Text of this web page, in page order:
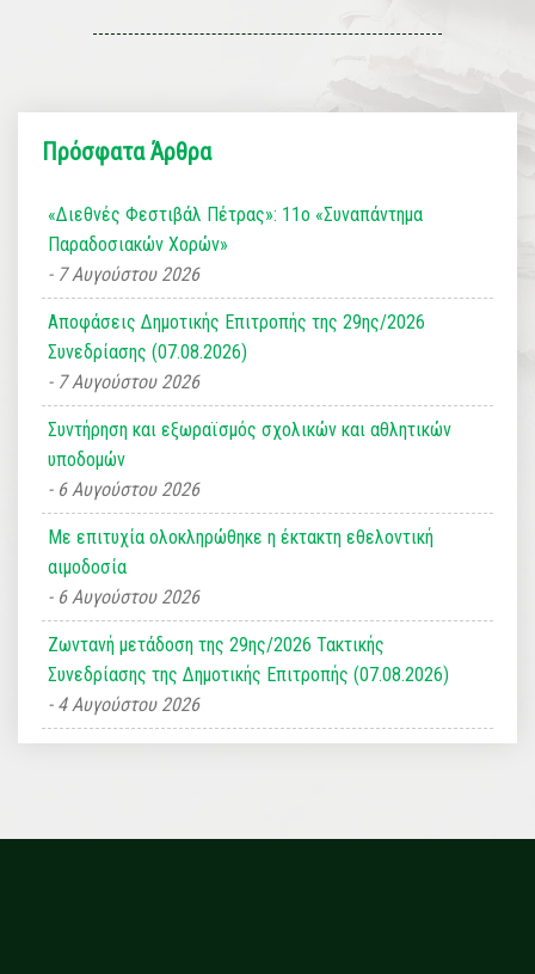
Πρόσφατα Άρθρα
«Διεθνές Φεστιβάλ Πέτρας»: 11ο «Συναπάντημα
Παραδοσιακών Χορών»
7 Αυγούστου 2026
Αποφάσεις Δημοτικής Επιτροπής της 29ης/2026
Συνεδρίασης (07.08.2026)
7 Αυγούστου 2026
Συντήρηση και εξωραϊσμός σχολικών και αθλητικών
υποδομών
6 Αυγούστου 2026
Με επιτυχία ολοκληρώθηκε η έκτακτη εθελοντική
αιμοδοσία
6 Αυγούστου 2026
Ζωντανή μετάδοση της 29ης/2026 Τακτικής
Συνεδρίασης της Δημοτικής Επιτροπής (07.08.2026)
4 Αυγούστου 2026